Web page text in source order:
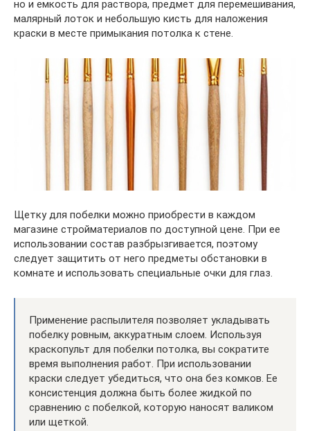
но и емкость для раствора, предмет для перемешивания,
малярный лоток и небольшую кисть для наложения
краски в месте примыкания потолка к стене.
Щетку для побелки можно приобрести в каждом
магазине стройматериалов по доступной цене. При ее
использовании состав разбрызгивается, поэтому
следует защитить от него предметы обстановки в
комнате и использовать специальные очки для глаз.
Применение распылителя позволяет укладывать
побелку ровным, аккуратным слоем. Используя
краскопульт для побелки потолка, вы сократите
время выполнения работ. При использовании
краски следует убедиться, что она без комков. Ее
консистенция должна быть более жидкой по
сравнению с побелкой, которую наносят валиком
или щеткой.